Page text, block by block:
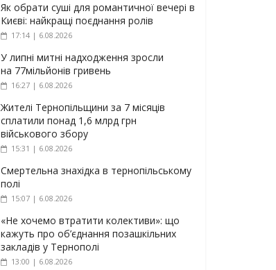
Як обрати суші для романтичної вечері в
Києві: найкращі поєднання ролів
17:14 | 6.08.2026
У липні митні надходження зросли
на 77мільйонів гривень
16:27 | 6.08.2026
Жителі Тернопільщини за 7 місяців
сплатили понад 1,6 млрд грн
військового збору
15:31 | 6.08.2026
Смертельна знахідка в тернопільському
полі
15:07 | 6.08.2026
«Не хочемо втратити колективи»: що
кажуть про об’єднання позашкільних
закладів у Тернополі
13:00 | 6.08.2026